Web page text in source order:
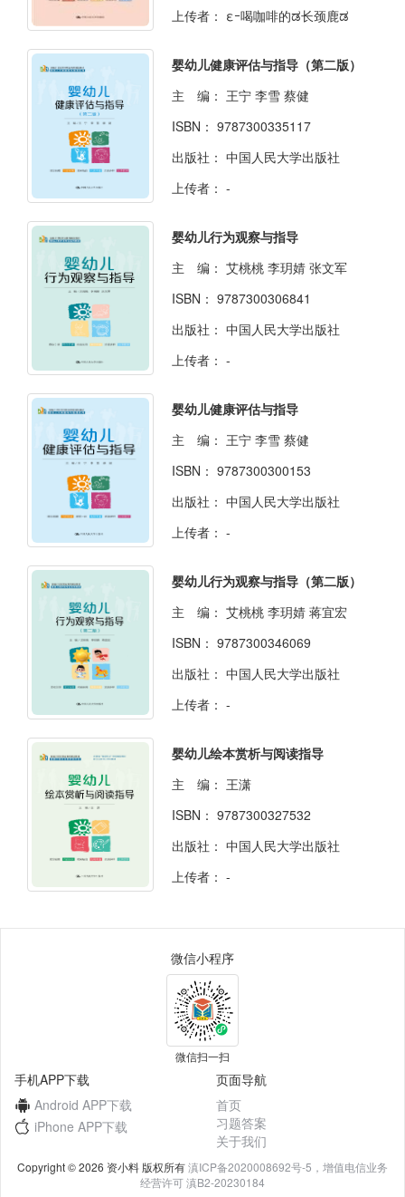
上传者： εｰ喝咖啡的ಡ长颈鹿ಡ
婴幼儿健康评估与指导（第二版）
主 编： 王宁 李雪 蔡健
ISBN： 9787300335117
出版社： 中国人民大学出版社
上传者： -
婴幼儿行为观察与指导
主 编： 艾桃桃 李玥婧 张文军
ISBN： 9787300306841
出版社： 中国人民大学出版社
上传者： -
婴幼儿健康评估与指导
主 编： 王宁 李雪 蔡健
ISBN： 9787300300153
出版社： 中国人民大学出版社
上传者： -
婴幼儿行为观察与指导（第二版）
主 编： 艾桃桃 李玥婧 蒋宜宏
ISBN： 9787300346069
出版社： 中国人民大学出版社
上传者： -
婴幼儿绘本赏析与阅读指导
主 编： 王潇
ISBN： 9787300327532
出版社： 中国人民大学出版社
上传者： -
微信小程序
微信扫一扫
手机APP下载
Android APP下载
iPhone APP下载
页面导航
首页
习题答案
关于我们
Copyright © 2026 资小料 版权所有滇ICP备2020008692号-5，增值电信业务
经营许可 滇B2-20230184